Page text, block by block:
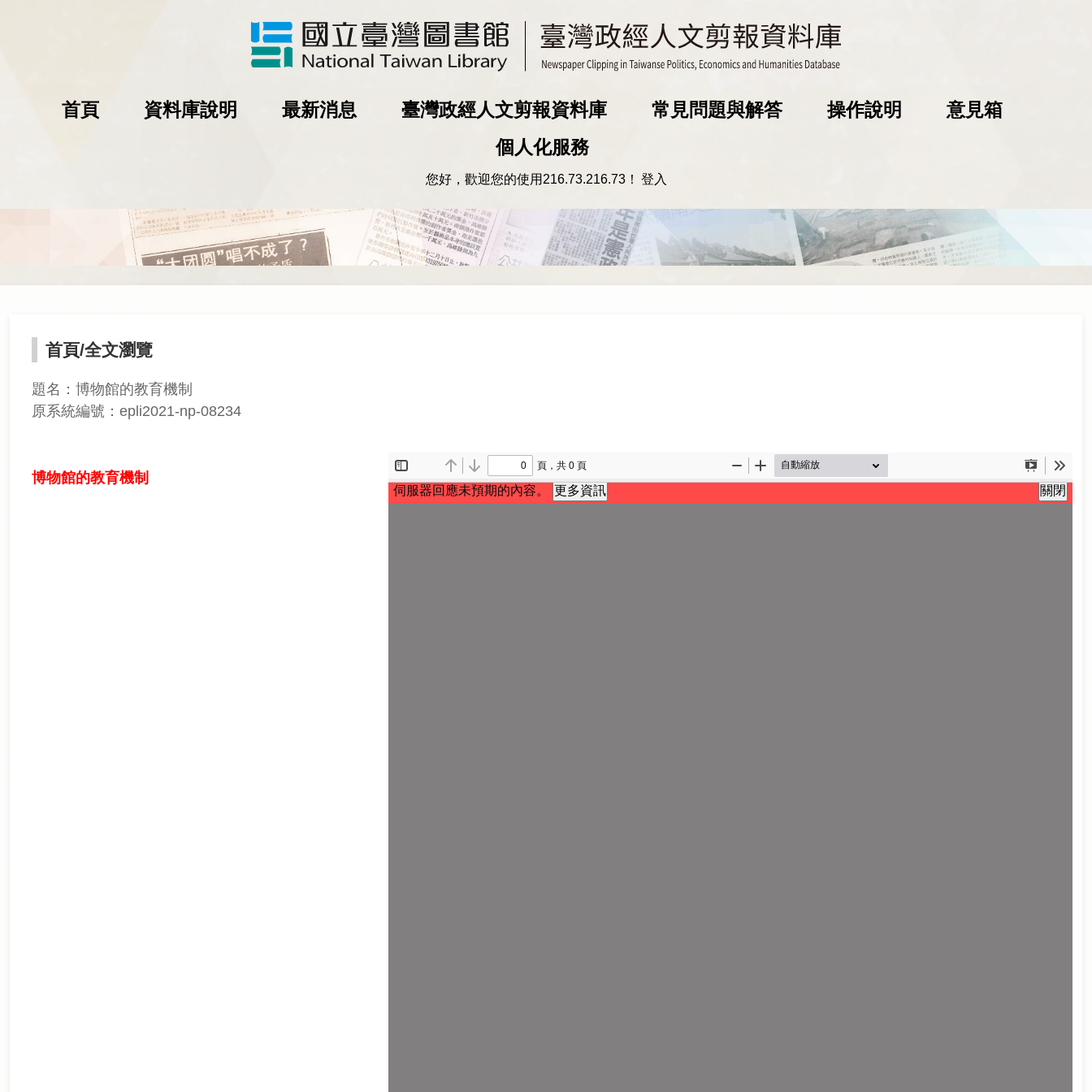
首頁 資料庫說明 最新消息 臺灣政經人文剪報資料庫 常見問題與解答 操作說明
意見箱
個人化服務
您好，歡迎您的使用 216.73.216.73！ 登入
首頁/全文瀏覽
題名：博物館的教育機制
原系統編號：epli2021-np-08234
博物館的教育機制